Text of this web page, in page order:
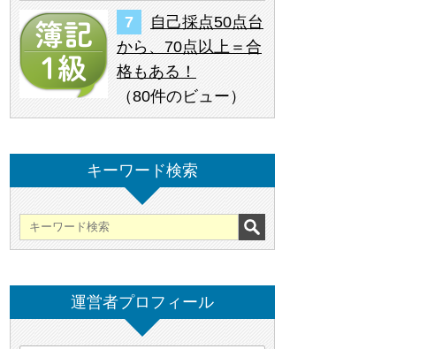
自己採点50点台
から、70点以上＝合
格もある！
（80件のビュー）
キーワード検索
運営者プロフィール